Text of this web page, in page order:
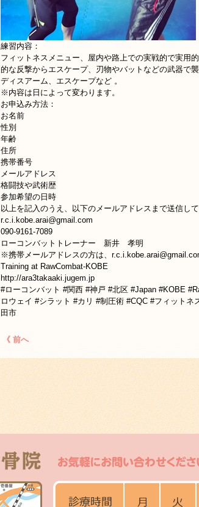
練習内容：
フィットネスメニュー、屋内や路上での実戦的で実用
的な反撃からエスケープ、刃物やバットなどの武器で
ディスアーム、エスケープなど 。
※内容は日によって変わります。
お申込み方法：
お名前
性別
年齢
住所
携帯番号
メールアドレス
格闘技や武術歴
参加希望の日時
以上を記入のうえ、以下のメールアドレスまで送信して
r.c.i.kobe.arai@gmail.com
090-9161-7089
ローコンバットトレーナー 新井 孝明
※携帯メールアドレスの方は、
Training at RawCombat-KOBE
http://ara3takaaki.jugem.jp
#ローコンバット #関西 #神戸 #北区 #Japan #KOBE
ロウェイ #シラット #カリ #制圧術 #CQC #フィット
田市
《 前へ